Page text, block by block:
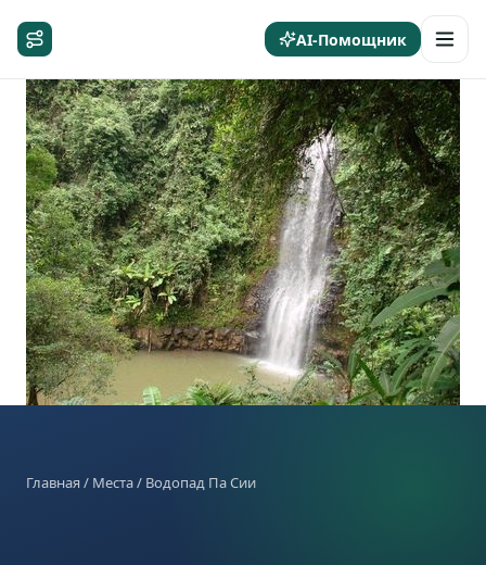
AI-Помощник
Главная/ Места/ Водопад Па Сии